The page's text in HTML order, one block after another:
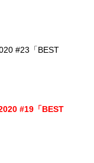
#23「BEST
#19「BEST